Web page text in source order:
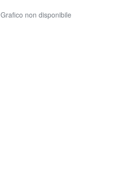
Grafico non disponibile